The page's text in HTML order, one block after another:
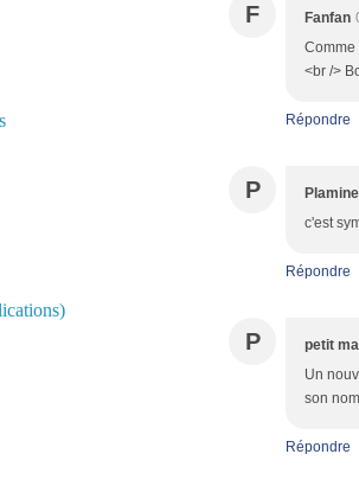
F Fanfan
Comme
<br />
Répondre
P
c'est
Répondre
P petit
Un
son
Répondre